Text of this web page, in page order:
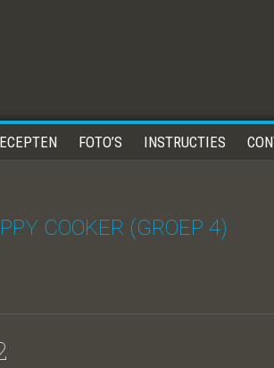
FOTO’S INSTRUCTIES
COOKER (GROEP 4)